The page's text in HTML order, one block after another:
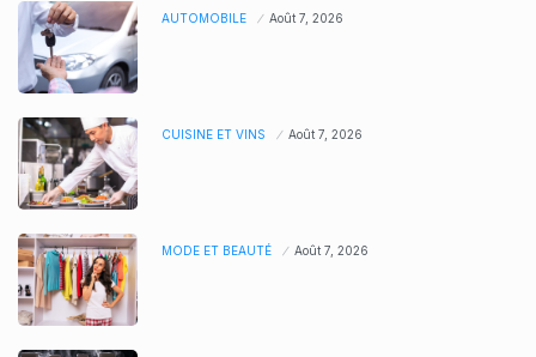
AUTOMOBILE Août 7, 2026
CUISINE ET VINS Août 7, 2026
MODE ET BEAUTÉ Août 7, 2026